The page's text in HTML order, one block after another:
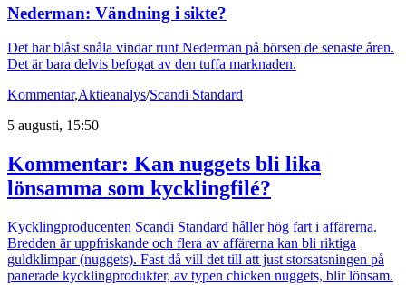
Nederman: Vändning i sikte?
Det har blåst snåla vindar runt Nederman på börsen de senaste åren.
Det är bara delvis befogat av den tuffa marknaden.
Kommentar,Aktieanalys/Scandi Standard
5 augusti, 15:50
Kommentar: Kan nuggets bli lika
lönsamma som kycklingfilé?
Kycklingproducenten Scandi Standard håller hög fart i affärerna.
Bredden är uppfriskande och flera av affärerna kan bli riktiga
guldklimpar (nuggets). Fast då vill det till att just storsatsningen på
panerade kycklingprodukter, av typen chicken nuggets, blir lönsam.